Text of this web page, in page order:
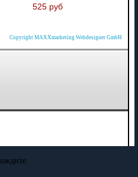
525 руб
Copyright MAXXmarketing Webdesigner GmbH